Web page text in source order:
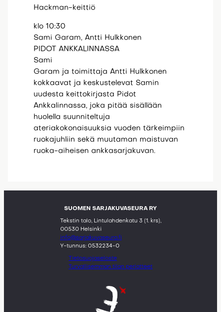
Hackman-keittiö
klo 10:30
Sami Garam, Antti Hulkkonen
PIDOT ANKKALINNASSA
Sami
Garam ja toimittaja Antti Hulkkonen
kokkaavat ja keskustelevat Samin
uudesta keittokirjasta Pidot
Ankkalinnassa, joka pitää sisällään
huolella suunniteltuja
ateriakokonaisuuksia vuoden tärkeimpiin
ruokajuhliin sekä muutaman maistuvan
ruoka-aiheisen ankkasarjakuvan.
SUOMEN SARJAKUVASEURA RY
Tekstin talo, Lintulahdenkatu 3 (1. krs),
00530 Helsinki
info@sarjakuvaseura.fi
Y-tunnus: 0532234-0
Tietosuojaseloste
Turvallisemman tilan periatteet